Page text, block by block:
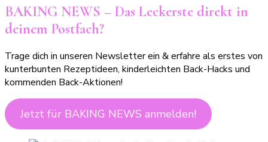
BAKING NEWS – Das Leckerste direkt in
deinem Postfach?
Trage dich in unseren Newsletter ein & erfahre als erstes von
kunterbunten Rezeptideen, kinderleichten Back-Hacks und
kommenden Back-Aktionen!
Jetzt für BAKING NEWS anmelden!